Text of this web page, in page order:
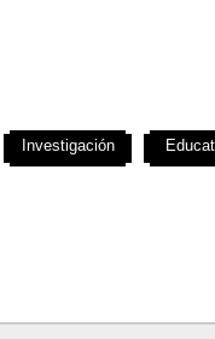
Investigación